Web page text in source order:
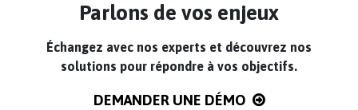
Parlons de vos enjeux
Échangez avec nos experts et découvrez nos
solutions pour répondre à vos objectifs.
DEMANDER UNE DÉMO